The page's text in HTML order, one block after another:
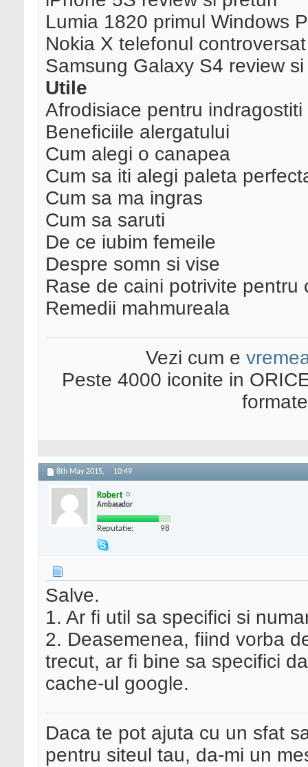
Lumia 1820 primul Windows
Nokia X telefonul
Samsung Galaxy S4 review
Utile
Afrodisiace pentru indragostiti
Beneficiile alergatului
Cum alegi o canapea
Cum sa iti alegi paleta
Cum sa ma ingras
Cum sa saruti
De ce iubim femeile
Despre somn si vise
Rase de caini potrivite pentru
Remedii mahmureala
Vezi cum e
Peste 4000 iconite in
8th May 2015, 10:49
Robert
Ambasador
Reputatie: 98
Salve.
1. Ar fi util sa specifici si
2. Deasemenea, fiind vorba
trecut, ar fi bine sa specifici
cache-ul google.
Daca te pot ajuta cu un sfat
pentru siteul tau, da-mi un